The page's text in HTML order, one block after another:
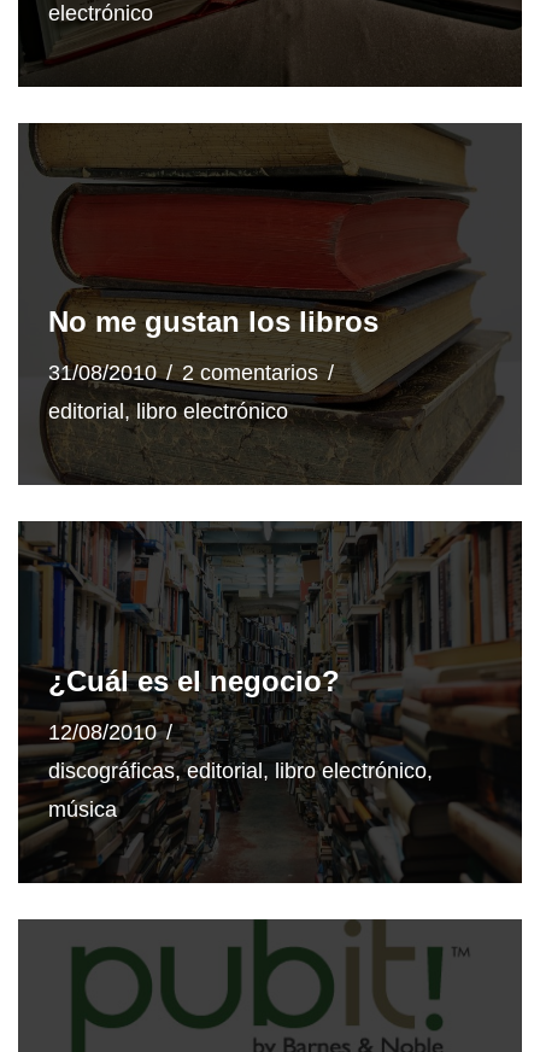
electrónico
No me gustan los libros
31/08/2010
2 comentarios
editorial,libro electrónico
¿Cuál es el negocio?
12/08/2010
discográficas,editorial , libro electrónico,
música